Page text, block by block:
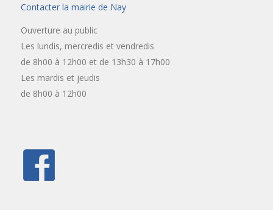
Contacter la mairie de Nay
Ouverture au public
Les lundis, mercredis et vendredis
de 8h00 à 12h00 et de 13h30 à 17h00
Les mardis et jeudis
de 8h00 à 12h00